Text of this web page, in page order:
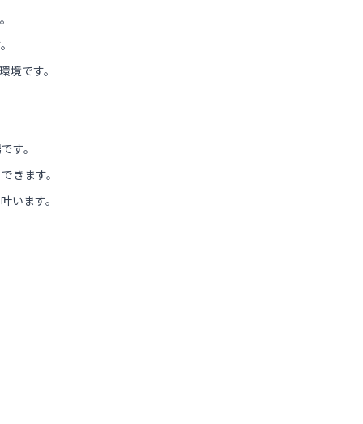
です。
す。
きます。
います。